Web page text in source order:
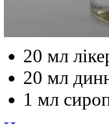
20 мл
20 мл
1 мл